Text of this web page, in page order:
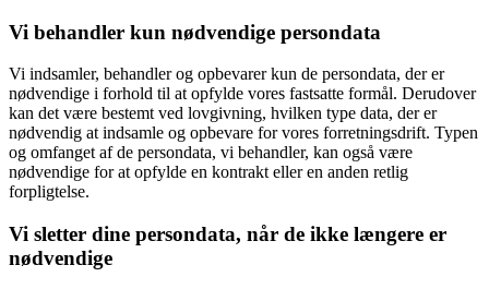
Vi behandler kun nødvendige persondata
Vi indsamler, behandler og opbevarer kun de persondata, der er
nødvendige i forhold til at opfylde vores fastsatte formål. Derudover
kan det være bestemt ved lovgivning, hvilken type data, der er
nødvendig at indsamle og opbevare for vores forretningsdrift. Typen
og omfanget af de persondata, vi behandler, kan også være
nødvendige for at opfylde en kontrakt eller en anden retlig
forpligtelse.
Vi sletter dine persondata, når de ikke længere er
nødvendige